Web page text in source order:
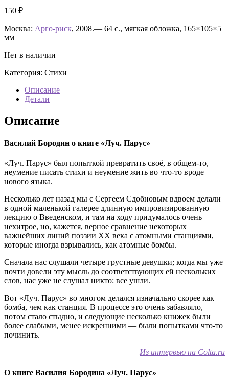
150 ₽
Москва: Арго-риск, 2008.— 64 с., мягкая обложка, 165×105×5
мм
Нет в наличии
Категория: Стихи
Описание
Детали
Описание
Василий Бородин о книге «Луч. Парус»
«Луч. Парус» был попыткой превратить своё, в общем-то,
неумение писать стихи и неумение жить во что-то вроде
нового языка.
Несколько лет назад мы с Сергеем Сдобновым вдвоем делали
в одной маленькой галерее длинную импровизированную
лекцию о Введенском, и там на ходу придумалось очень
нехитрое, но, кажется, верное сравнение некоторых
важнейших линий поэзии ХХ века с атомными станциями,
которые иногда взрывались, как атомные бомбы.
Сначала нас слушали четыре грустные девушки; когда мы уже
почти довели эту мысль до соответствующих ей нескольких
слов, нас уже не слушал никто: все ушли.
Вот «Луч. Парус» во многом делался изначально скорее как
бомба, чем как станция. В процессе это очень забавляло,
потом стало стыдно, и следующие несколько книжек были
более слабыми, менее искренними — были попытками что-то
починить.
Из интервью на Colta.ru
О книге Василия Бородина «Луч. Парус»